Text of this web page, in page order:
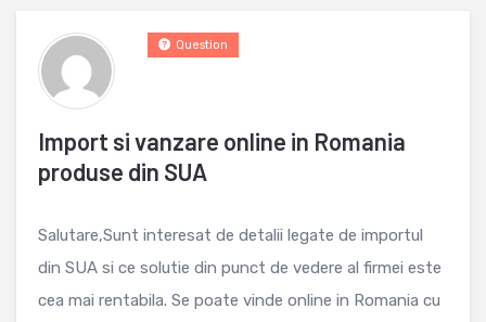
Import si vanzare online in Romania
produse din SUA
Question
Salutare,Sunt interesat de detalii legate de importul
din SUA si ce solutie din punct de vedere al firmei este
cea mai rentabila. Se poate vinde online in Romania cu